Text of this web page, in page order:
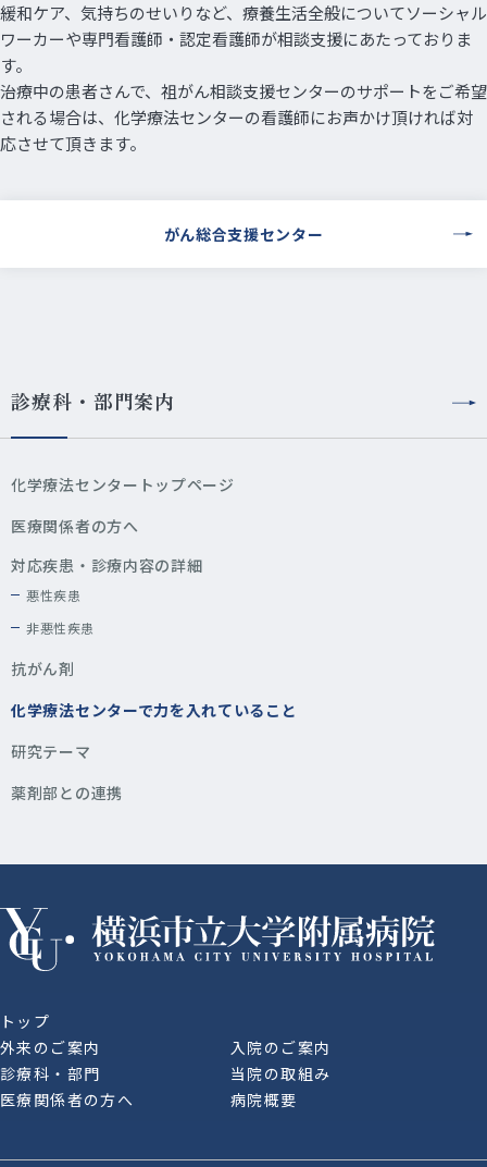
緩和ケア、気持ちのせいりなど、療養生活全般についてソーシャル
ワーカーや専門看護師・認定看護師が相談支援にあたっておりま
す。
治療中の患者さんで、祖がん相談支援センターのサポートをご希望
される場合は、化学療法センターの看護師にお声かけ頂ければ対
応させて頂きます。
がん総合支援センター
診療科・部門案内
化学療法センタートップページ
医療関係者の方へ
対応疾患・診療内容の詳細
悪性疾患
非悪性疾患
抗がん剤
化学療法センターで力を入れていること
研究テーマ
薬剤部との連携
トップ
外来のご案内
入院のご案内
診療科・部門
当院の取組み
医療関係者の方へ
病院概要